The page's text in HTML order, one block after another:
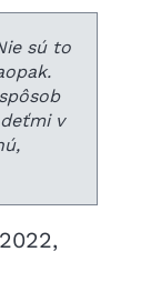
sú to
v